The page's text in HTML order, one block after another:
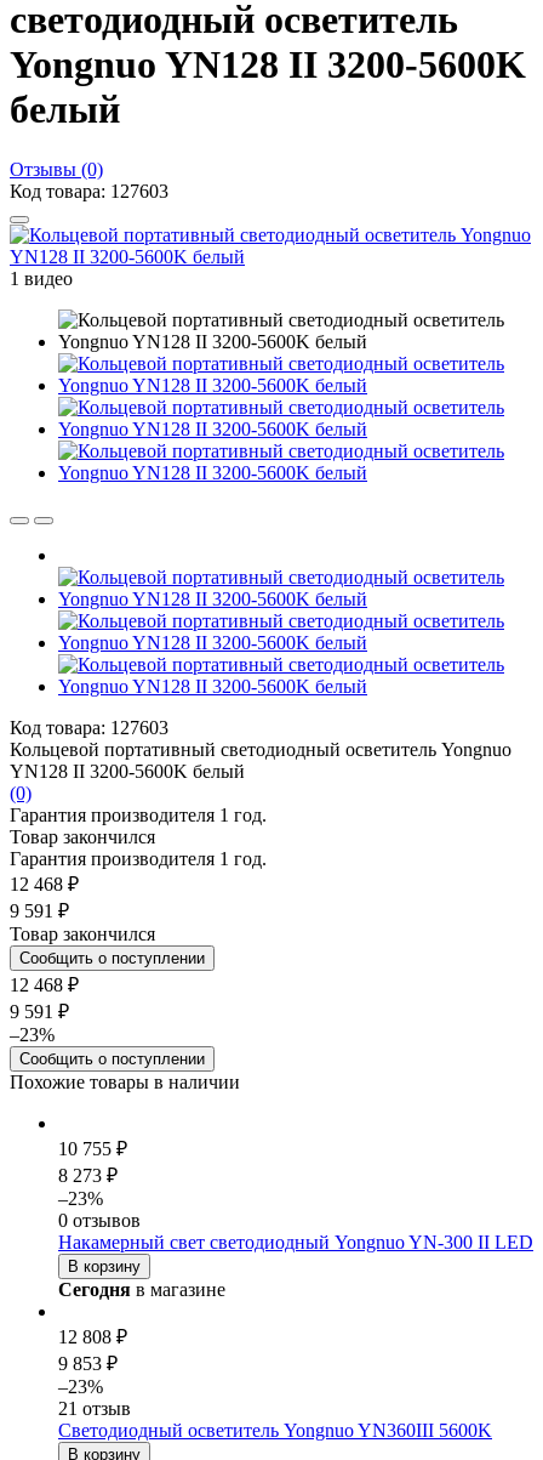
светодиодный осветитель
Yongnuo YN128 II 3200-5600K
белый
Отзывы (0)
Код товара: 127603
1 видео
Код товара: 127603
Кольцевой портативный светодиодный осветитель Yongnuo
YN128 II 3200-5600K белый
(0)
Гарантия производителя 1 год.
Товар закончился
Гарантия производителя 1 год.
12 468 ₽
9 591 ₽
Товар закончился
Сообщить о поступлении
12 468 ₽
9 591 ₽
–23%
Сообщить о поступлении
Похожие товары в наличии
10 755 ₽
8 273 ₽
–23%
0 отзывов
Накамерный свет светодиодный Yongnuo YN-300 II LED
В корзину
Сегодня в магазине
12 808 ₽
9 853 ₽
–23%
21 отзыв
Светодиодный осветитель Yongnuo YN360III 5600K
В корзину